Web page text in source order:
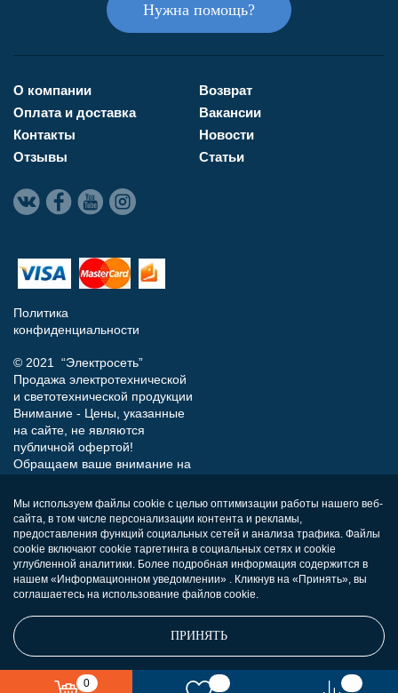
Нужна помощь?
О компании
Оплата и доставка
Контакты
Отзывы
Возврат
Вакансии
Новости
Статьи
Политика
конфиденциальности
© 2021 “Электросеть”
Продажа электротехнической
и светотехнической продукции
Внимание - Цены, указанные
на сайте, не являются
публичной офертой!
Обращаем ваше внимание на
носит исключительно
информационный характер и
ни при каких условиях не
является публичной офертой,
определяемой положениями
Статьи 437 (п.2) Гражданского
кодекса РФ.
0
Мы используем файлы cookie с целью оптимизации работы нашего веб-
сайта, в том числе персонализации контента и рекламы,
предоставления функций социальных сетей и анализа трафика. Файлы
cookie включают cookie таргетинга в социальных сетях и cookie
углубленной аналитики. Более подробная информация содержится в
нашем «Информационном уведомлении» . Кликнув на «Принять», вы
соглашаетесь на использование файлов cookie.
ПРИНЯТЬ